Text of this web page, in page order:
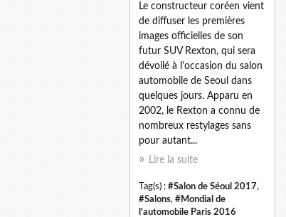
Le constructeur coréen vient
de diffuser les premières
images officielles de son
futur SUV Rexton, qui sera
dévoilé à l'occasion du salon
automobile de Seoul dans
quelques jours. Apparu en
2002, le Rexton a connu de
nombreux restylages sans
pour autant...
Lire la suite
Tag(s) : #Salon de Séoul 2017,
#Salons, #Mondial de
l'automobile Paris 2016